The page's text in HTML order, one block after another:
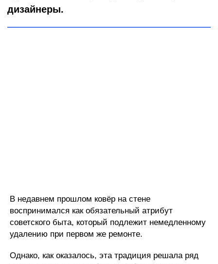
дизайнеры.
В недавнем прошлом ковёр на стене
воспринимался как обязательный атрибут
советского быта, который подлежит немедленному
удалению при первом же ремонте.
Однако, как оказалось, эта традиция решала ряд